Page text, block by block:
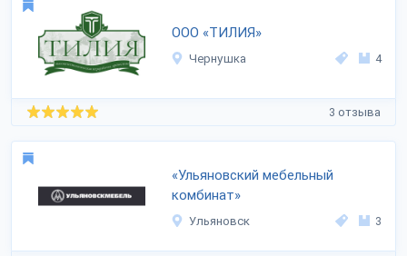
ООО «ТИЛИЯ»
Чернушка 4
3 отзыва
«Ульяновский мебельный
комбинат»
Ульяновск 3